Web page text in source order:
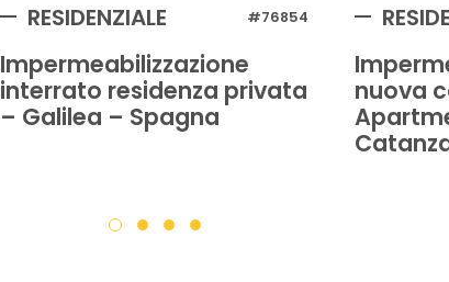
RESIDENZIALE #76854
Impermeabilizzazione
interrato residenza privata
– Galilea – Spagna
nuova